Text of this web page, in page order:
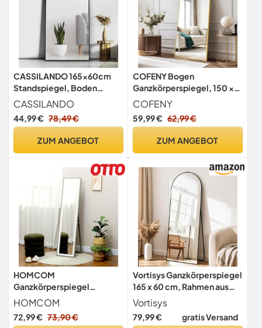
CASSILANDO 165x60cm
Standspiegel, Boden
großer Spiegel, stehender
Spiegel, gegen Wand für
Schlafzimmer, Verkleidung
befestigter dünner Rahmen
CASSILANDO
44,99 € 78,49 €
ZUM ANGEBOT
COFENY Bogen
Ganzkörperspiegel, 150 ×
40 cm Standspiegel mit
Goldrahmen, Groß
Wandspiegel zum Stehen,
Bodenspiegel für
Wohnzimmer
COFENY
59,99 € 62,99 €
ZUM ANGEBOT
HOMCOM
Ganzkörperspiegel
Standspiegel mit LED-
Lichte 40 x 160 cm Grau
HOMCOM
72,99 € 73,90 €
Vortisys Ganzkörperspiegel
165 x 60 cm, Rahmen aus
Aluminiumlegierung,
Hartglas, gewölbter
Standspiegel Großer
Vortisys
79,99 € gratis Versand